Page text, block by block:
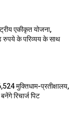
एकीकृत योजना,
रुपये के परिव्यय के साथ
मुक्तिधाम-प्रतीक्षालय,
रिचार्ज पिट